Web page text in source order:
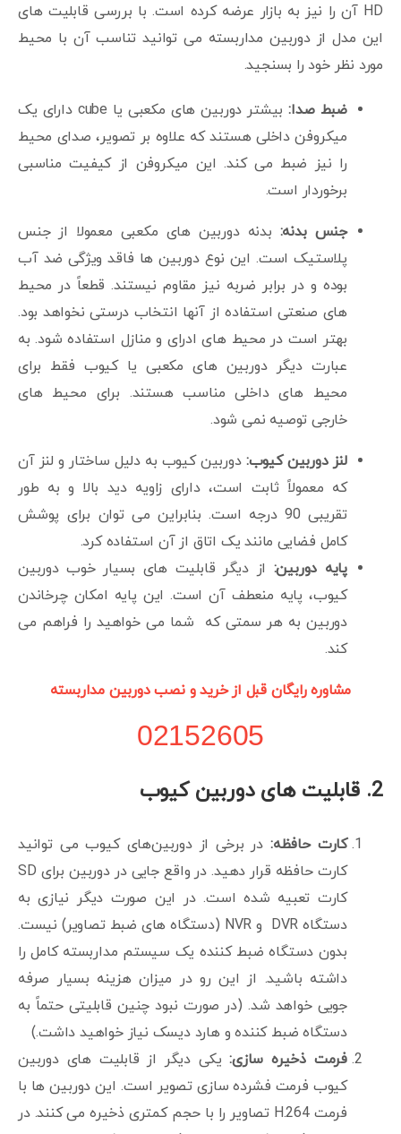
HD آن را نیز به بازار عرضه کرده است. با بررسی قابلیت های
این مدل از دوربین مداربسته می توانید تناسب آن با محیط
مورد نظر خود را بسنجید.
ضبط صدا:
بیشتر دوربین های مکعبی یا cube دارای یک
میکروفن داخلی هستند که علاوه بر تصویر، صدای محیط
را نیز ضبط می کند. این میکروفن از کیفیت مناسبی
برخوردار است.
جنس بدنه: بدنه دوربین های مکعبی معمولا از جنس
پلاستیک است. این نوع دوربین ها فاقد ویژگی ضد آب
بوده و در برابر ضربه نیز مقاوم نیستند. قطعاً در محیط
های صنعتی استفاده از آنها انتخاب درستی نخواهد بود.
بهتر است در محیط های ادرای و منازل استفاده شود. به
عبارت دیگر دوربین های مکعبی یا کیوب فقط برای
محیط های داخلی مناسب هستند. برای محیط های
خارجی توصیه نمی شود.
لنز دوربین کیوب: دوربین کیوب به دلیل ساختار و لنز آن
که معمولاً ثابت است، دارای زاویه دید بالا و به طور
تقریبی 90 درجه است. بنابراین می توان برای پوشش
کامل فضایی مانند یک اتاق از آن استفاده کرد.
پایه دوربین: از دیگر قابلیت های بسیار خوب دوربین
کیوب، پایه منعطف آن است. این پایه امکان چرخاندن
دوربین به هر سمتی که شما می خواهید را فراهم می
کند.
مشاوره رایگان قبل از خرید و نصب دوربین مداربسته
02152605
2. قابلیت های دوربین کیوب
کارت حافظه:در برخی از دوربین‌های کیوب می توانید
کارت حافظه قرار دهید. در واقع جایی در دوربین برای SD
کارت تعبیه شده است. در این صورت دیگر نیازی به
دستگاه DVR و NVR (دستگاه های ضبط تصاویر) نیست.
بدون دستگاه ضبط کننده یک سیستم مداربسته کامل را
داشته باشید. از این رو در میزان هزینه بسیار صرفه
جویی خواهد شد. (در صورت نبود چنین قابلیتی حتماً به
دستگاه ضبط کننده و هارد دیسک نیاز خواهید داشت.)
فرمت ذخیره سازی:یکی دیگر از قابلیت های دوربین
کیوب فرمت فشرده سازی تصویر است. این دوربین ها با
فرمت H.264 تصاویر را با حجم کمتری ذخیره می کنند. در